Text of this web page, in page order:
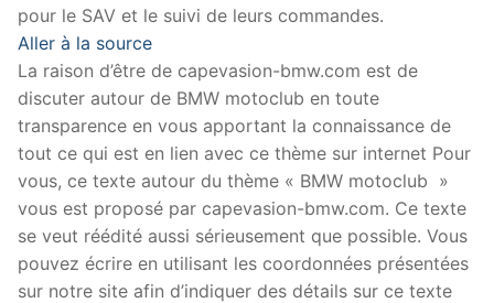
pour le SAV et le suivi de leurs commandes.
Aller à la source
La raison d’être de capevasion-bmw.com est de
discuter autour de BMW motoclub en toute
transparence en vous apportant la connaissance de
tout ce qui est en lien avec ce thème sur internet Pour
vous, ce texte autour du thème « BMW motoclub »
vous est proposé par capevasion-bmw.com. Ce texte
se veut réédité aussi sérieusement que possible. Vous
pouvez écrire en utilisant les coordonnées présentées
sur notre site afin d’indiquer des détails sur ce texte